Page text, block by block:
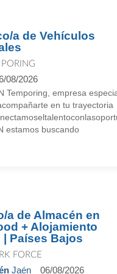
a de Vehículos
08/2026
Temporing, empresa
en tu trayectoria
estamos buscando
a de Almacén en
+ Alojamiento
Países Bajos
FORCE
Jaén 06/08/2026